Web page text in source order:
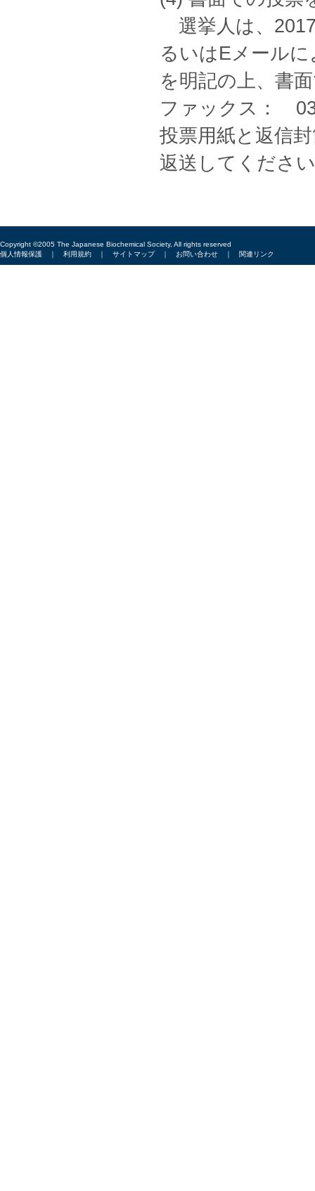
選挙人は、
るいはEメール
を明記の上、書
ファックス：
投票用紙と返信
返送してくださ
Copyright ©2005 The Japanese Biochemical Society, All rights reserved
個人情報保護 ｜ 利用規約 ｜ サイトマップ｜ お問い合わせ ｜ 関連リンク